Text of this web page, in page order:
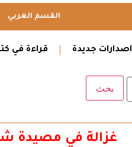
القسم العربي
اصدارات جديدة قراءة في
غزالة في مصيدة